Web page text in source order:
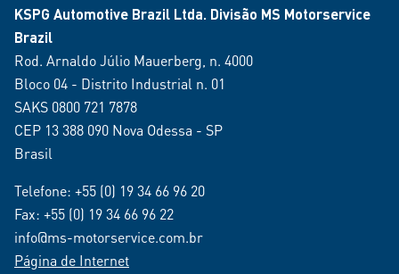
KSPG Automotive Brazil Ltda. Divisão MS Motorservice
Brazil
Rod. Arnaldo Júlio Mauerberg, n. 4000
Bloco 04 - Distrito Industrial n. 01
SAKS 0800 721 7878
CEP 13 388 090 Nova Odessa - SP
Brasil
Telefone: +55 (0) 19 34 66 96 20
Fax: +55 (0) 19 34 66 96 22
info@ms-motorservice.com.br
Página de Internet